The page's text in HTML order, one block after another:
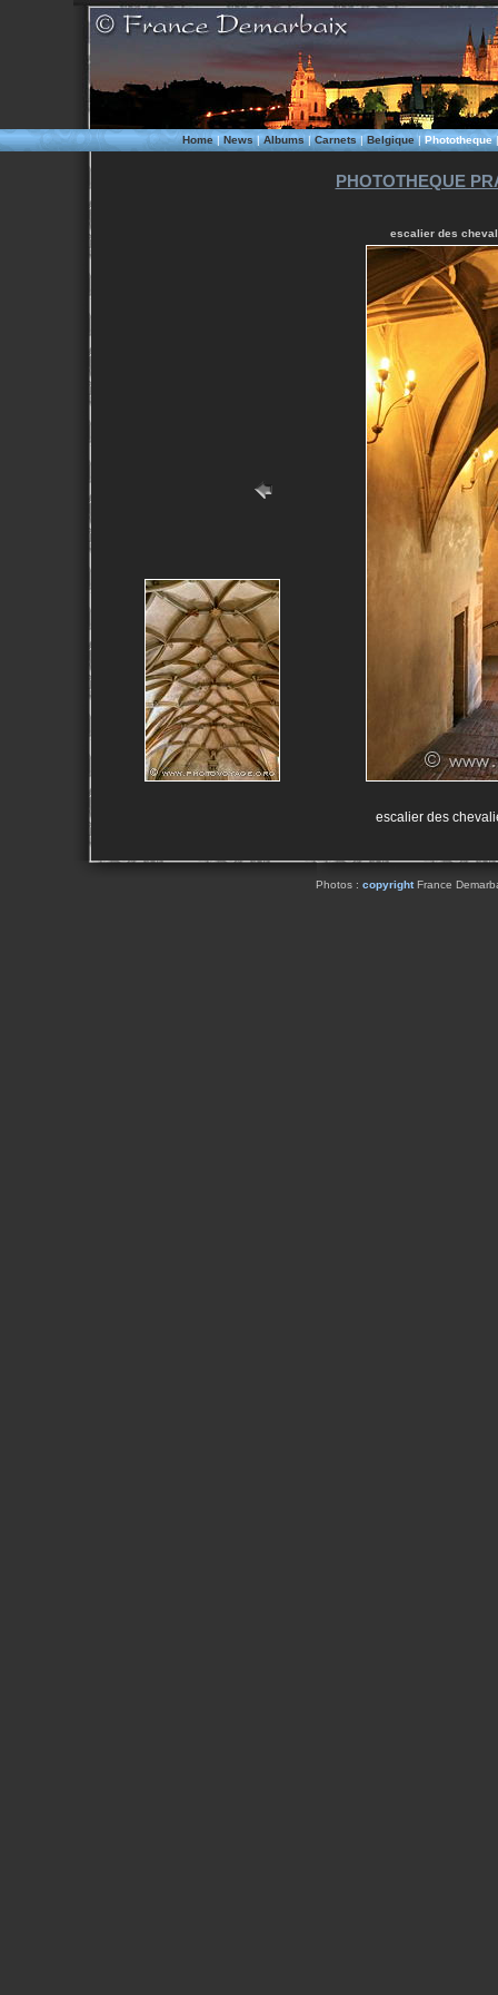
Home|News|Albums|Carnets|Belgique|Phototheque
PHOTOTHEQUE
escalier des
escalier des
Photos : copyrightFrance